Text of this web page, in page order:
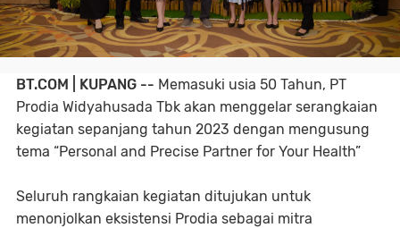
BT.COM | KUPANG -- Memasuki usia 50 Tahun, PT
Prodia Widyahusada Tbk akan menggelar serangkaian
kegiatan sepanjang tahun 2023 dengan mengusung
tema “Personal and Precise Partner for Your Health”
Seluruh rangkaian kegiatan ditujukan untuk
menonjolkan eksistensi Prodia sebagai mitra